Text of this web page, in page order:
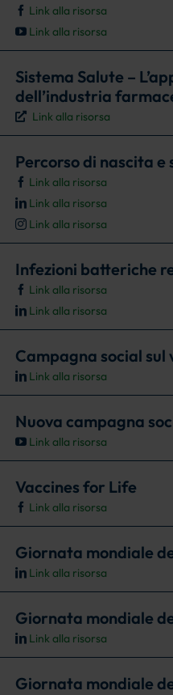
Link alla risorsa
Link alla risorsa
Sistema Salute –
dell’industria
Link alla risorsa
Percorso di nascita
Link alla risorsa
Link alla risorsa
Link alla risorsa
Infezioni batteriche
Link alla risorsa
Link alla risorsa
Campagna social sul
Link alla risorsa
Nuova campagna
Link alla risorsa
Vaccines for Life
Link alla risorsa
Giornata mondiale
Link alla risorsa
Giornata mondiale
Link alla risorsa
Giornata mondiale